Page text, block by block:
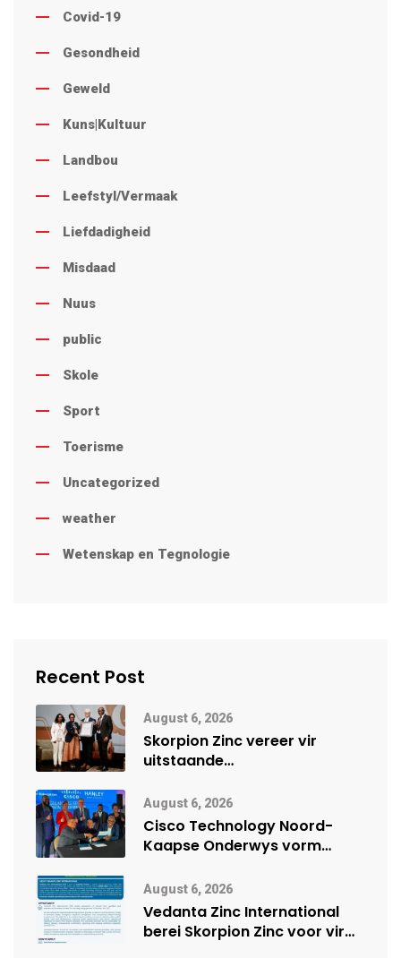
Covid-19
Gesondheid
Geweld
Kuns|Kultuur
Landbou
Leefstyl/Vermaak
Liefdadigheid
Misdaad
Nuus
public
Skole
Sport
Toerisme
Uncategorized
weather
Wetenskap en Tegnologie
Recent Post
August 6, 2026
Skorpion Zinc vereer vir
uitstaande
Namibië Mynbou Ekspo
August 6, 2026
Cisco Technology Noord-
Kaapse Onderwys vorm
vennootskap
August 6, 2026
Vedanta Zinc International
berei Skorpion Zinc voor vir